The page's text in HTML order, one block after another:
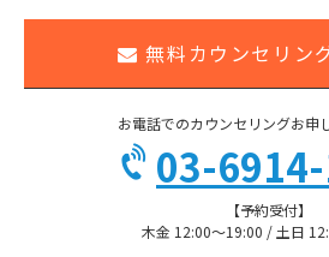
無料カウンセリン
お電話でのカウンセリングお申
03-
【予約受付】
木金 12:00〜19:00 / 土日